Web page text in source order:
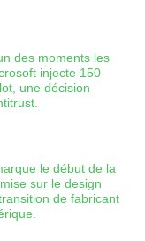
des moments les
injecte 150
une décision
le début de la
sur le design
de fabricant